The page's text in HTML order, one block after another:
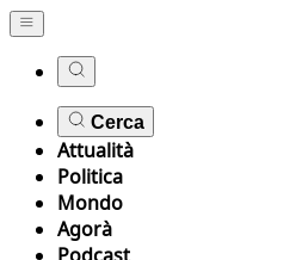
Cerca
Attualità
Politica
Mondo
Agorà